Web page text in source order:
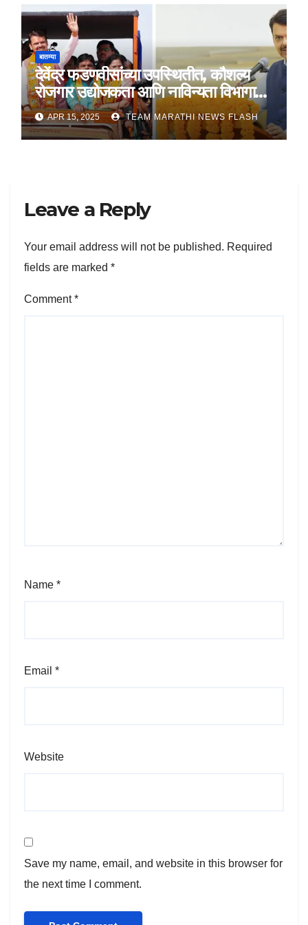
बातम्या
देवेंद्र फडणवीसांच्या उपस्थितीत, कौशल्य
रोजगार उद्योजकता आणि नाविन्यता विभागाचे
तीन सामंजस्य करार
APR 15, 2025 TEAM MARATHI NEWS FLASH
Leave a Reply
Your email address will not be published. Required
fields are marked *
Comment*
Name *
Email *
Website
Save my name, email, and website in this browser for
the next time I comment.